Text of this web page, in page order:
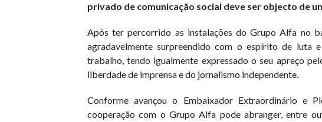
privado de comunicação social deve ser objecto de
Após ter percorrido as instalações do Grupo Alfa no
agradavelmente surpreendido com o espírito de luta
trabalho, tendo igualmente expressado o seu apreço
liberdade de imprensa e do jornalismo independente.
Conforme avançou o Embaixador Extraordinário e
cooperação com o Grupo Alfa pode abranger, entre